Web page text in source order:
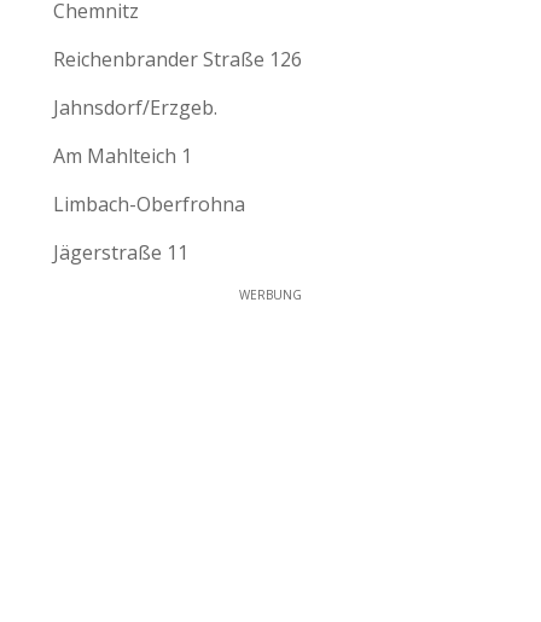
Chemnitz
Reichenbrander Straße 126
Jahnsdorf/Erzgeb.
Am Mahlteich 1
Limbach-Oberfrohna
Jägerstraße 11
WERBUNG